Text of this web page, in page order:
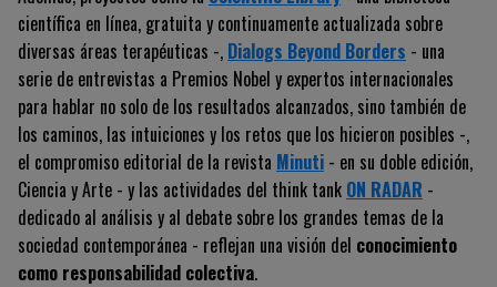
científica en línea, gratuita y continuamente actualizada sobre
diversas áreas terapéuticas -, Dialogs Beyond Borders - una
serie de entrevistas a Premios Nobel y expertos internacionales
para hablar no solo de los resultados alcanzados, sino también de
los caminos, las intuiciones y los retos que los hicieron posibles -,
el compromiso editorial de la revista Minuti - en su doble edición,
Ciencia y Arte - y las actividades del think tank ON RADAR -
dedicado al análisis y al debate sobre los grandes temas de la
sociedad contemporánea - reflejan una visión del conocimiento
como responsabilidad colectiva.